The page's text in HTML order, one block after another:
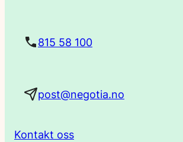
815 58 100
post@negotia.no
Kontakt oss